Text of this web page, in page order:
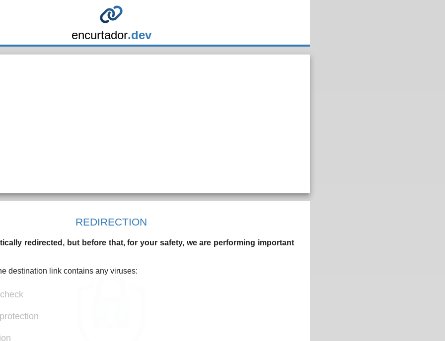
encurtador.dev
REDIRECTION
redirected, but before that, for your safety, we are performing important
destination link contains any viruses: